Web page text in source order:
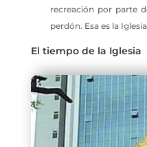
recreación por parte
perdón. Esa es la
El tiempo de la Iglesia